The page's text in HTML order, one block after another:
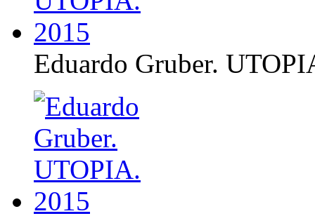
Eduardo Gruber.